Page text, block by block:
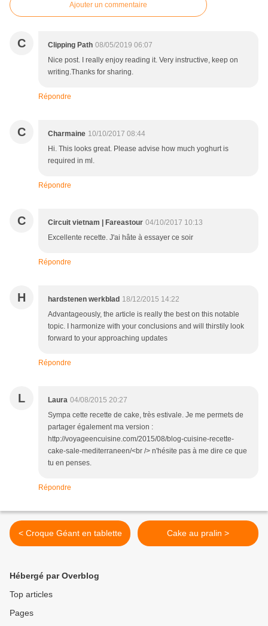
Ajouter un commentaire
C Clipping Path 08/05/2019 06:07
Nice post. I really enjoy reading it. Very instructive, keep on
writing.Thanks for sharing.
Répondre
C Charmaine 10/10/2017 08:44
Hi. This looks great. Please advise how much yoghurt is
required in ml.
Répondre
C Circuit vietnam | Fareastour 04/10/2017 10:13
Excellente recette. J'ai hâte à essayer ce soir
Répondre
H hardstenen werkblad 18/12/2015 14:22
Advantageously, the article is really the best on this notable
topic. I harmonize with your conclusions and will thirstily look
forward to your approaching updates
Répondre
L Laura 04/08/2015 20:27
Sympa cette recette de cake, très estivale. Je me permets de
partager également ma version :
http://voyageencuisine.com/2015/08/blog-cuisine-recette-
cake-sale-mediterraneen/<br /> n'hésite pas à me dire ce que
tu en penses.
Répondre
< Croque Géant en tablette Cake au pralin >
Hébergé par Overblog
Top articles
Pages